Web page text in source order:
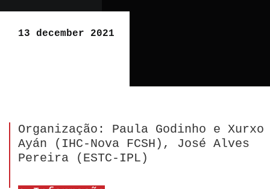
13 december 2021
Organização: Paula Godinho e Xurxo
Ayán (IHC-Nova FCSH), José Alves
Pereira (ESTC-IPL)